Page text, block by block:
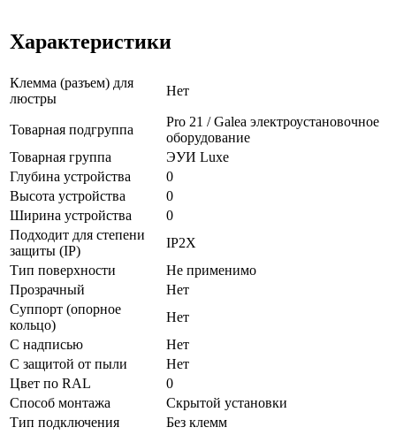
Характеристики
Клемма (разъем) для
люстры
Нет
Товарная подгруппа
Pro 21 / Galea электроустановочное
оборудование
Товарная группа
ЭУИ Luxe
Глубина устройства
0
Высота устройства
0
Ширина устройства
0
Подходит для степени
защиты (IP)
IP2X
Тип поверхности
Не применимо
Прозрачный
Нет
Суппорт (опорное
кольцо)
Нет
С надписью
Нет
С защитой от пыли
Нет
Цвет по RAL
0
Способ монтажа
Скрытой установки
Тип подключения
Без клемм